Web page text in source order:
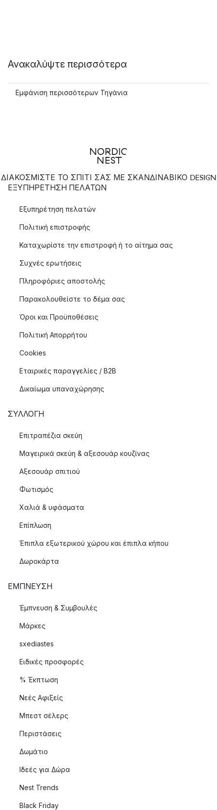
Ανακαλύψτε περισσότερα
Εμφάνιση περισσότερων Τηγάνια
ΔΙΑΚΟΣΜΙΣΤΕ ΤΟ ΣΠΙΤΙ ΣΑΣ ΜΕ ΣΚΑΝΔΙΝΑΒΙΚΟ DESIGN
ΕΞΥΠΗΡΈΤΗΣΗ ΠΕΛΑΤΏΝ
Εξυπηρέτηση πελατών
Πολιτική επιστροφής
Καταχωρίστε την επιστροφή ή το αίτημα σας
Συχνές ερωτήσεις
Πληροφόριες αποστολής
Παρακολουθείστε το δέμα σας
Όροι και Προϋποθέσεις
Πολιτική Απορρήτου
Cookies
Εταιρικές παραγγελίες / B2B
Δικαίωμα υπαναχώρησης
ΣΥΛΛΟΓΉ
Επιτραπέζια σκεύη
Μαγειρικά σκεύη & αξεσουάρ κουζίνας
Αξεσουάρ σπιτιού
Φωτισμός
Χαλιά & υφάσματα
Επίπλωση
Έπιπλα εξωτερικού χώρου και έπιπλα κήπου
Δωροκάρτα
ΈΜΠΝΕΥΣΗ
Έμπνευση & Συμβουλές
Μάρκες
sxediastes
Ειδικές προσφορές
% Έκπτωση
Νεές Αφιξείς
Μπεστ σέλερς
Περιστάσεις
Δωμάτιο
Ιδεές για Δώρα
Nest Trends
Black Friday